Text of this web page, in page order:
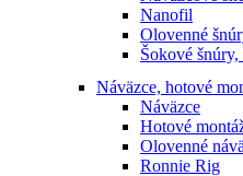
Nanofil
Olovenné
Šokové šnúry,
Náväzce, hotové
Náväzce
Hotové
Olovenné
Ronnie Rig